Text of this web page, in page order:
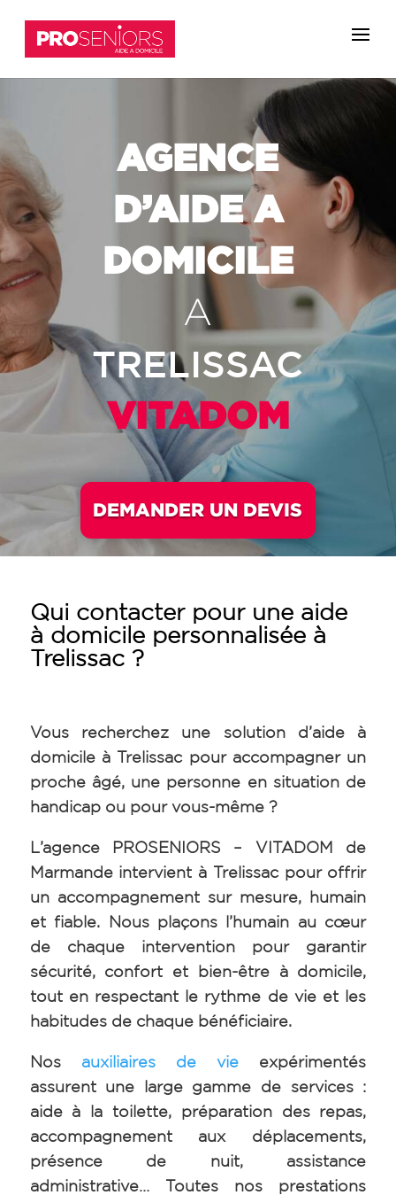
AGENCE
D’AIDE A
DOMICILE
A
TRELISSAC
VITADOM
DEMANDER UN DEVIS
Qui contacter pour une aide
à domicile personnalisée à
Trelissac ?
Vous recherchez une solution d’aide à
domicile à Trelissac pour accompagner un
proche âgé, une personne en situation de
handicap ou pour vous-même ?
L’agence PROSENIORS – VITADOM de
Marmande intervient à Trelissac pour offrir
un accompagnement sur mesure, humain
et fiable. Nous plaçons l’humain au cœur
de chaque intervention pour garantir
sécurité, confort et bien-être à domicile,
tout en respectant le rythme de vie et les
habitudes de chaque bénéficiaire.
Nos auxiliaires de vie expérimentés
assurent une large gamme de services :
aide à la toilette, préparation des repas,
accompagnement aux déplacements,
présence de nuit, assistance
administrative… Toutes nos prestations